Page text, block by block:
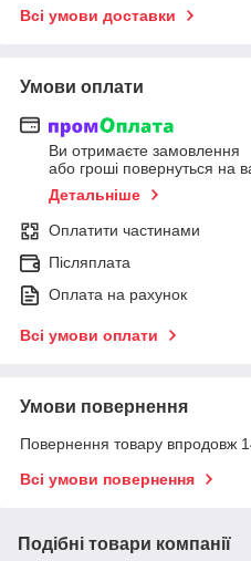
Всі умови доставки
Умови оплати
Ви отримаєте замовлення
або гроші повернуться на
Детальніше
Оплатити частинами
Післяплата
Оплата на рахунок
Всі умови оплати
Умови повернення
Повернення товару впродовж
Всі умови повернення
Подібні товари компанії